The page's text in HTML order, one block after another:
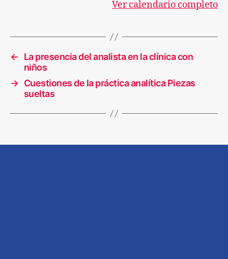
Ver calendario completo
←
La presencia del analista en la clínica con
niños
→ Cuestiones de la práctica analítica Piezas
sueltas